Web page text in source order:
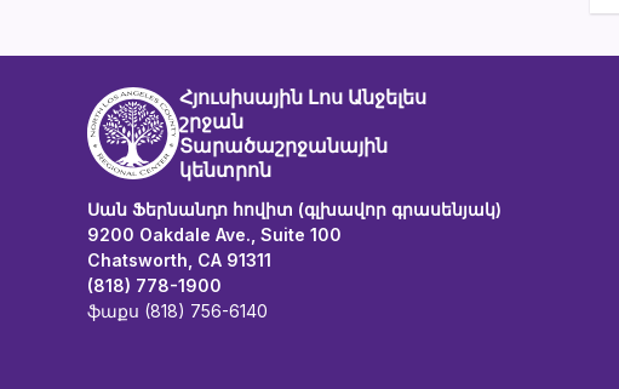
Հյուսիսային Լոս Անջելես
շրջան
Տարածաշրջանային
կենտրոն
Սան Ֆերնանդո հովիտ (գլխավոր գրասենյակ)
9200 Oakdale Ave., Suite 100
Chatsworth, CA 91311
(818) 778-1900
ֆաքս (818) 756-6140